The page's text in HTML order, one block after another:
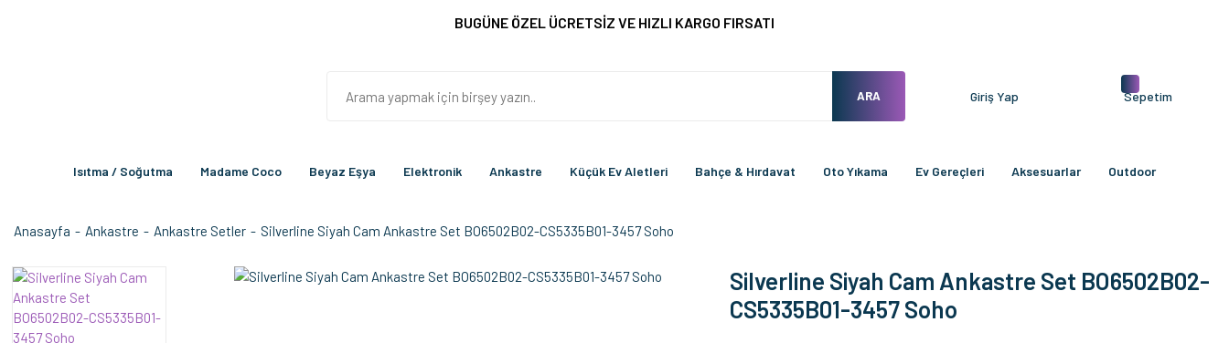
BUGÜNE ÖZEL ÜCRETSİZ VE HIZLI KARGO FIRSATI
ARA Giriş Yap Sepetim
Isıtma / Soğutma Madame Coco Beyaz Eşya Elektronik Ankastre Küçük Ev Aletleri Bahçe & Hırdavat Oto Yıkama Ev Gereçleri Aksesuarlar Outdoor
Anasayfa Ankastre Ankastre Setler Silverline Siyah Cam Ankastre Set BO6502B02-CS5335B01-3457 Soho
Silverline Siyah Cam Ankastre Set BO6502B02-
CS5335B01-3457 Soho